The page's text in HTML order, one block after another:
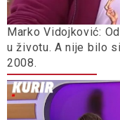
Marko Vidojković:
u životu. A nije bilo
2008.